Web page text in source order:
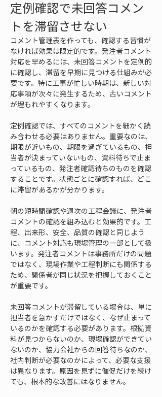
定例確認で未回答コメン
トを滞留させない
コメント管理表を作っても、確認する習慣が
なければ効果は限定的です。発注者コメント
対応を早めるには、未回答コメントを定例的
に確認し、滞留を早期に見つける仕組みが必
要です。特に工事が忙しい時期は、新しい対
応事項が次々に発生するため、古いコメント
が埋もれやすくなります。
定例確認では、すべてのコメントを細かく読
み合わせる必要はありません。重要なのは、
期限が近いもの、期限を過ぎているもの、担
当者が決まっていないもの、資料待ちで止ま
っているもの、発注者確認待ちのものを確認
することです。状態ごとに確認すれば、どこ
に滞留があるかが分かります。
朝の短時間確認や週次の工程会議に、発注者
コメントの確認を組み込むと効果的です。工
程、出来形、安全、品質の確認と同じよう
に、コメント対応も現場管理の一部として扱
います。発注者コメントは事務所だけの問題
ではなく、現場作業や工程判断にも関係する
ため、関係者が同じ状況を把握しておくこと
が重要です。
未回答コメントが滞留している場合は、単に
担当者を急かすだけではなく、なぜ止まって
いるのかを確認する必要があります。根拠資
料が見つからないのか、現場確認ができてい
ないのか、協力会社からの回答待ちなのか、
社内判断が必要なのかによって、必要な支援
は異なります。原因を見ずに催促だけを続け
ても、根本的な改善にはなりません。